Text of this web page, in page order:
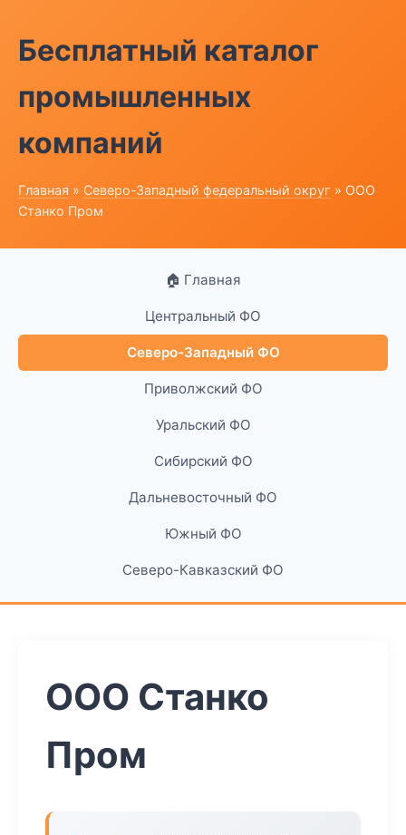
Бесплатный каталог
промышленных
компаний
Главная » Северо-Западный федеральный округ » ООО
Станко Пром
🏠 Главная
Центральный ФО
Северо-Западный ФО
Приволжский ФО
Уральский ФО
Сибирский ФО
Дальневосточный ФО
Южный ФО
Северо-Кавказский ФО
ООО Станко
Пром